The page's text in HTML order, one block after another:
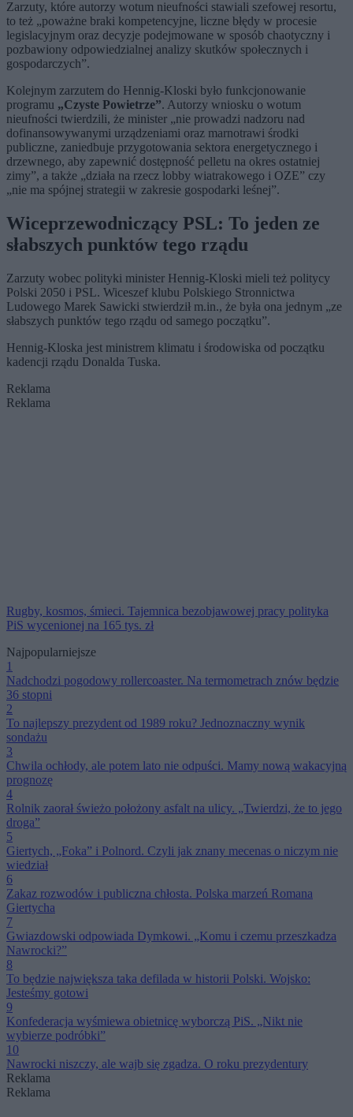
Zarzuty, które autorzy wotum nieufności stawiali szefowej resortu,
to też „poważne braki kompetencyjne, liczne błędy w procesie
legislacyjnym oraz decyzje podejmowane w sposób chaotyczny i
pozbawiony odpowiedzialnej analizy skutków społecznych i
gospodarczych”.
Kolejnym zarzutem do Hennig-Kloski było funkcjonowanie
programu „Czyste Powietrze”. Autorzy wniosku o wotum
nieufności twierdzili, że minister „nie prowadzi nadzoru nad
dofinansowywanymi urządzeniami oraz marnotrawi środki
publiczne, zaniedbuje przygotowania sektora energetycznego i
drzewnego, aby zapewnić dostępność pelletu na okres ostatniej
zimy”, a także „działa na rzecz lobby wiatrakowego i OZE” czy
„nie ma spójnej strategii w zakresie gospodarki leśnej”.
Wiceprzewodniczący PSL: To jeden ze
słabszych punktów tego rządu
Zarzuty wobec polityki minister Hennig-Kloski mieli też politycy
Polski 2050 i PSL. Wiceszef klubu Polskiego Stronnictwa
Ludowego Marek Sawicki stwierdził m.in., że była ona jednym „ze
słabszych punktów tego rządu od samego początku”.
Hennig-Kloska jest ministrem klimatu i środowiska od początku
kadencji rządu Donalda Tuska.
Reklama
Reklama
Rugby, kosmos, śmieci. Tajemnica bezobjawowej pracy polityka
PiS wycenionej na 165 tys. zł
Najpopularniejsze
1
Nadchodzi pogodowy rollercoaster. Na termometrach znów będzie
36 stopni
2
To najlepszy prezydent od 1989 roku? Jednoznaczny wynik
sondażu
3
Chwila ochłody, ale potem lato nie odpuści. Mamy nową wakacyjną
prognozę
4
Rolnik zaorał świeżo położony asfalt na ulicy. „Twierdzi, że to jego
droga”
5
Giertych, „Foka” i Polnord. Czyli jak znany mecenas o niczym nie
wiedział
6
Zakaz rozwodów i publiczna chłosta. Polska marzeń Romana
Giertycha
7
Gwiazdowski odpowiada Dymkowi. „Komu i czemu przeszkadza
Nawrocki?”
8
To będzie największa taka defilada w historii Polski. Wojsko:
Jesteśmy gotowi
9
Konfederacja wyśmiewa obietnicę wyborczą PiS. „Nikt nie
wybierze podróbki”
10
Nawrocki niszczy, ale wajb się zgadza. O roku prezydentury
Reklama
Reklama